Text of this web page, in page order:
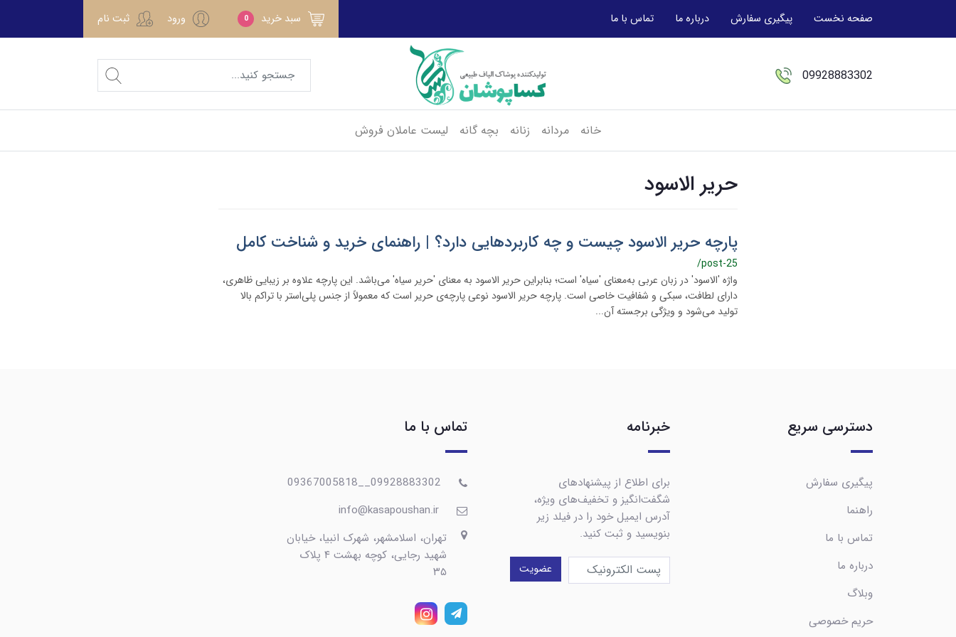
صفحه نخست پیگیری سفارش درباره ما تماس با ما سبد خرید 0 ورود ثبت نام
09928883302
خانه مردانه زنانه بچه گانه لیست عاملان فروش
حریر الاسود
پارچه حریر الاسود چیست و چه کاربردهایی دارد؟ | راهنمای خرید و شناخت کامل
/post-25
واژه 'الاسود' در زبان عربی به‌معنای 'سیاه' است؛ بنابراین حریر الاسود به معنای 'حریر سیاه' می‌باشد. این پارچه علاوه بر زیبایی ظاهری،
دارای لطافت، سبکی و شفافیت خاصی است. پارچه حریر الاسود نوعی پارچه‌ی حریر است که معمولاً از جنس پلی‌استر با تراکم بالا
تولید می‌شود و ویژگی برجسته آن...
دسترسی سریع
پیگیری سفارش
راهنما
تماس با ما
درباره ما
وبلاگ
حریم خصوصی
خبرنامه
برای اطلاع از پیشنهادهای
شگفت‌انگیز و تخفیف‌های ویژه،
آدرس ایمیل خود را در فیلد زیر
بنویسید و ثبت کنید.
عضویت
تماس با ما
تهران، اسلامشهر، شهرک انبیا، خیابان
شهید رجایی، کوچه بهشت ۴ پلاک
۳۵